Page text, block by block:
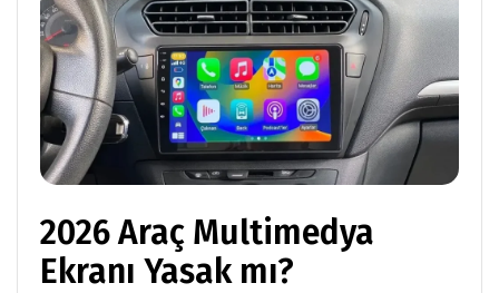
2026 Araç Multimedya
Ekranı Yasak mı?